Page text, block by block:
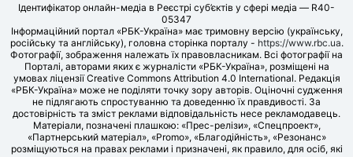
Ідентифікатор онлайн-медіа в Реєстрі суб’єктів у сфері медіа — R40-
05347
Інформаційний портал «РБК-Україна» має тримовну версію (українську,
російську та англійську), головна сторінка порталу - https://www.rbc.ua.
Фотографії, зображення належать їх правовласникам. Всі фотографії на
Порталі, авторами яких є журналісти «РБК-Україна», розміщені на
умовах ліцензії Creative Commons Attribution 4.0 International. Редакція
«РБК-Україна» може не поділяти точку зору авторів. Оціночні судження
не підлягають спростуванню та доведенню їх правдивості. За
достовірність та зміст реклами відповідальність несе рекламодавець.
Матеріали, позначені плашкою: «Прес-релізи», «Спецпроект»,
«Партнерський матеріал», «Promo», «Благодійність», «Резонанс»
розміщуються на правах реклами і призначені, як правило, для осіб, які